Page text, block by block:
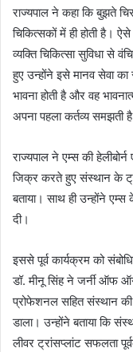
राज्यपाल ने कहा कि बुझते
चिकित्सकों में ही होती है।
व्यक्ति चिकित्सा सुविधा से
हुए उन्होंने इसे मानव सेवा
भावना होती है और वह
अपना पहला कर्तव्य समझती
राज्यपाल ने एम्स की
जिक्र करते हुए संस्थान के
बताया। साथ ही उन्होंने
दी।
इससे पूर्व कार्यक्रम को
डॉ. मीनू सिंह ने जर्नी ऑफ
प्रोफेशनल सहित संस्थान की
डाला। उन्होंने बताया कि
लीवर ट्रांसप्लांट सफलता